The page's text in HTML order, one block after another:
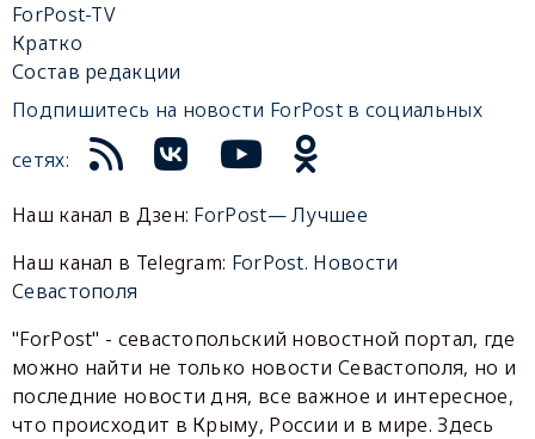
ForPost-TV
Кратко
Состав редакции
Подпишитесь на новости ForPost в социальных
сетях:
Наш канал в Дзен: ForPost— Лучшее
Наш канал в Telegram: ForPost. Новости
Севастополя
"ForPost" - севастопольский новостной портал, где
можно найти не только новости Севастополя, но и
последние новости дня, все важное и интересное,
что происходит в Крыму, России и в мире. Здесь